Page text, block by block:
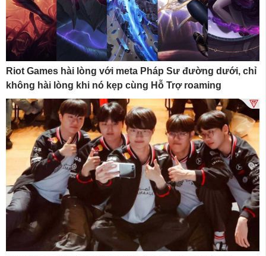
Riot Games hài lòng với meta Pháp Sư đường dưới, chỉ
không hài lòng khi nó kẹp cùng Hỗ Trợ roaming